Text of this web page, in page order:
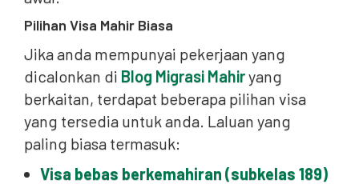
Pilihan Visa Mahir Biasa
Jika anda mempunyai pekerjaan yang
dicalonkan di Blog Migrasi Mahiryang
berkaitan, terdapat beberapa pilihan visa
yang tersedia untuk anda. Laluan yang
paling biasa termasuk:
Visa bebas berkemahiran (subkelas 189)